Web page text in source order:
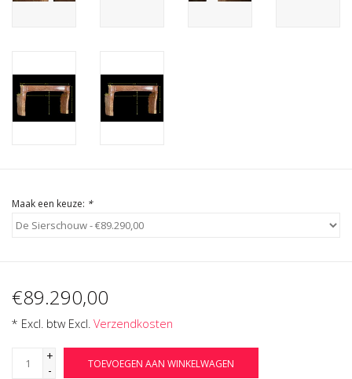
Maak een keuze: *
€89.290,00
* Excl. btw Excl. Verzendkosten
+
-
TOEVOEGEN AAN WINKELWAGEN